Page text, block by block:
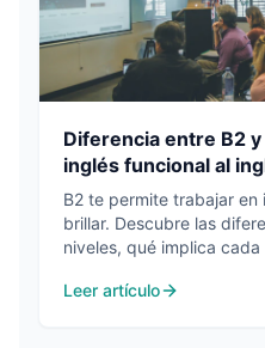
Diferencia entre B2
inglés funcional al
B2 te permite trabajar en
brillar. Descubre las
niveles, qué implica
Leer artículo